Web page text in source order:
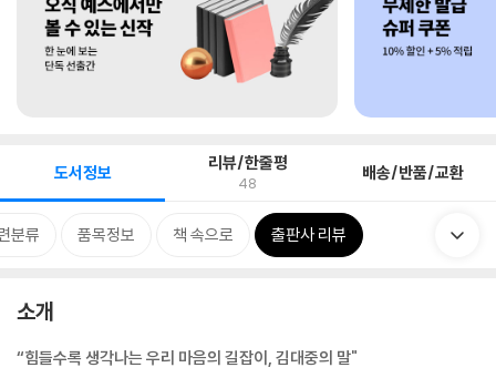
도서정보 리뷰/한줄평
48 배송/반품/교환
분류 품목정보 책 속으로 출판사 리뷰
소개
“힘들수록 생각나는 우리 마음의 길잡이, 김대중의 말"